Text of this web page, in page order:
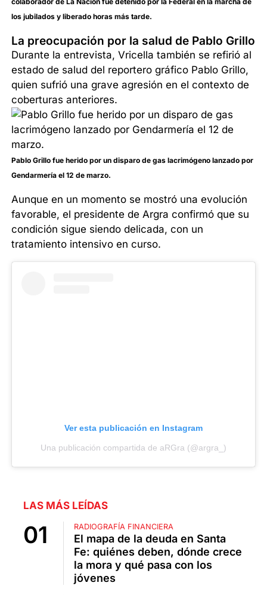
los jubilados y liberado horas más tarde.
La preocupación por la salud de Pablo Grillo
Durante la entrevista, Vricella también se refirió al
estado de salud del reportero gráfico Pablo Grillo,
quien sufrió una grave agresión en el contexto de
coberturas anteriores.
Pablo Grillo fue herido por un disparo de gas lacrimógeno lanzado por
Gendarmería el 12 de marzo.
Aunque en un momento se mostró una evolución
favorable, el presidente de Argra confirmó que su
condición sigue siendo delicada, con un
tratamiento intensivo en curso.
Ver esta publicación en Instagram
Una publicación compartida de aRGra (@argra_)
LAS MÁS LEÍDAS
RADIOGRAFÍA FINANCIERA
El mapa de la deuda en Santa
Fe: quiénes deben, dónde crece
la mora y qué pasa con los
jóvenes